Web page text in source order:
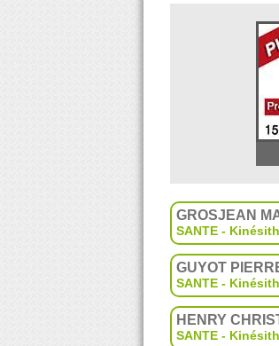
GROSJEAN
SANTE -
GUYOT
SANTE -
HENRY
SANTE -